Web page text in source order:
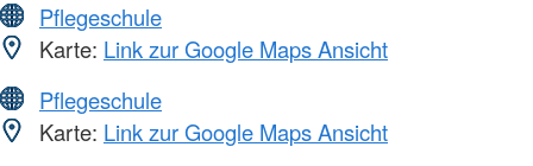
Pflegeschule
Karte: Link zur Google Maps Ansicht
Pflegeschule
Karte: Link zur Google Maps Ansicht